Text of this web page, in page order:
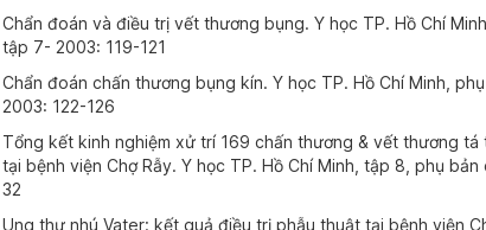
Chẩn đoán và điều trị vết thương bụng. Y học TP. Hồ Chí
tập 7- 2003: 119-121
Chẩn đoán chấn thương bụng kín. Y học TP. Hồ Chí Minh,
2003: 122-126
Tổng kết kinh nghiệm xử trí 169 chấn thương & vết thương tá
tại bệnh viện Chợ Rẫy. Y học TP. Hồ Chí Minh, tập 8, phụ
32
Ung thư nhú Vater: kết quả điều trị phẫu thuật tại bệnh viện